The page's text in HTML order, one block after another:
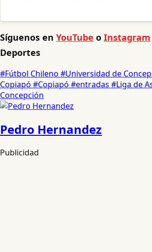
Síguenos en YouTube o Instagram
Deportes
#Fútbol Chileno #Universidad de
Copiapó #Copiapó #entradas #Liga de
Concepción
Pedro Hernandez
Publicidad